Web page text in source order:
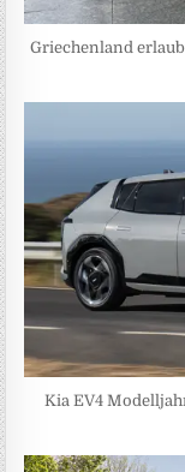
Griechenland
Kia EV4